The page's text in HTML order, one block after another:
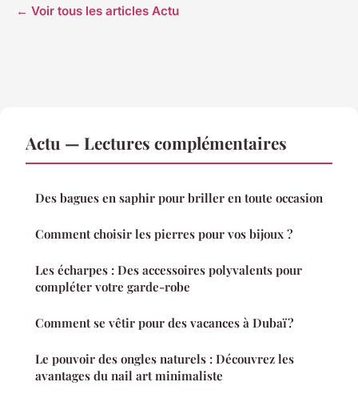
← Voir tous les articles Actu
Actu — Lectures complémentaires
Des bagues en saphir pour briller en toute occasion
Comment choisir les pierres pour vos bijoux ?
Les écharpes : Des accessoires polyvalents pour
compléter votre garde-robe
Comment se vêtir pour des vacances à Dubaï ?
Le pouvoir des ongles naturels : Découvrez les
avantages du nail art minimaliste